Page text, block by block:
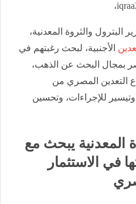
البترول والثروة المعدنية،
الأجنبية، لبحث رغبتهم في
بمجال البحث عن الذهب،
التعدين المصري من
للإجراءات، وتحسين
المعدنية يبحث مع
في الاستثمار